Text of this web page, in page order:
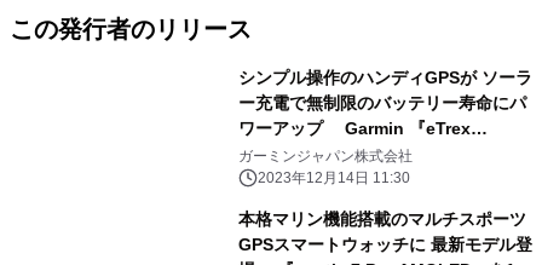
この発行者のリリース
シンプル操作のハンディGPSが ソーラ
ー充電で無制限のバッテリー寿命にパ
ワーアップ Garmin 『eTrex
Solar』を12月21日(木)に発売
ガーミンジャパン株式会社
2023年12月14日 11:30
本格マリン機能搭載のマルチスポーツ
GPSスマートウォッチに 最新モデル登